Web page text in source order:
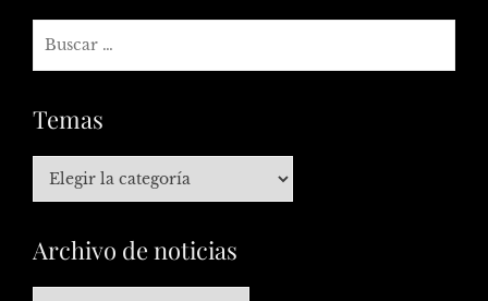
Temas
Archivo de noticias